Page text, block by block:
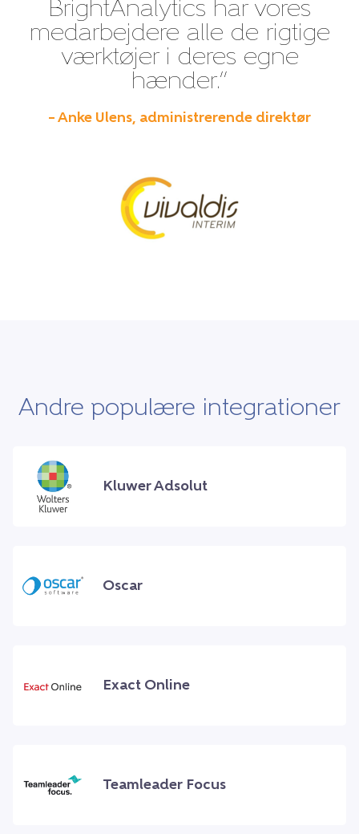
BrightAnalytics har vores
medarbejdere alle de rigtige
værktøjer i deres egne
hænder.”
– Anke Ulens, administrerende direktør
Andre populære integrationer
Kluwer Adsolut
Oscar
Exact Online
Teamleader Focus